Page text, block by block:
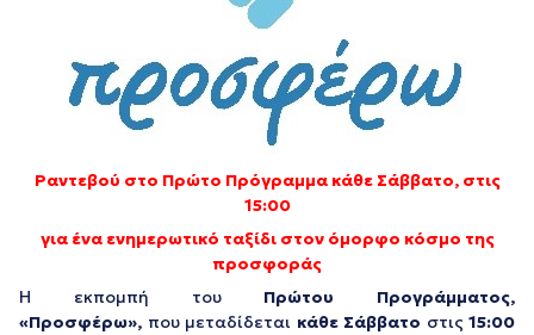
Ραντεβού στο Πρώτο Πρόγραμμα κάθε Σάββατο, στις
15:00
για ένα ενημερωτικό ταξίδι στον όμορφο κόσμο της
προσφοράς
Η εκπομπή του Πρώτου Προγράμματος,
«Προσφέρω», που μεταδίδεται κάθε Σάββατο στις 15:00